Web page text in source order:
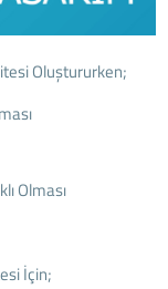
Oluştururken;
Olması
İçin;